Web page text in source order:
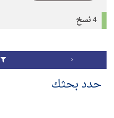
4 نسخ
حدد بحثك